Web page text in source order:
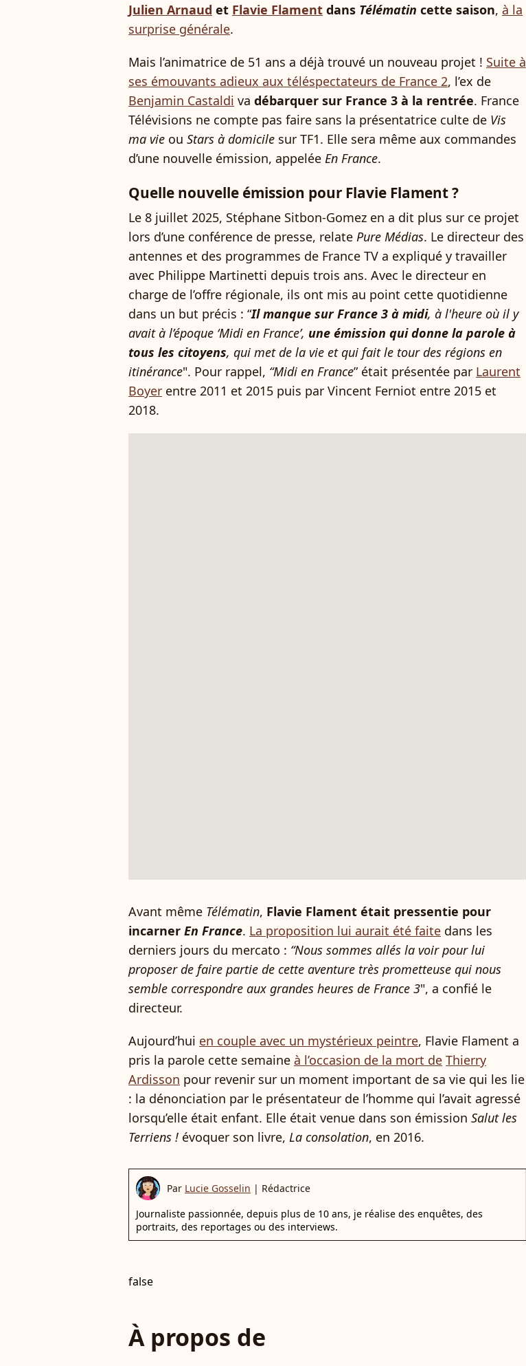
Julien Arnaud et Flavie Flament dans Télématin cette saison, à la
surprise générale.
Mais l’animatrice de 51 ans a déjà trouvé un nouveau projet ! Suite à
ses émouvants adieux aux téléspectateurs de France 2, l’ex de
Benjamin Castaldi va débarquer sur France 3 à la rentrée. France
Télévisions ne compte pas faire sans la présentatrice culte de Vis
ma vie ou Stars à domicile sur TF1. Elle sera même aux commandes
d’une nouvelle émission, appelée En France.
Quelle nouvelle émission pour Flavie Flament ?
Le 8 juillet 2025, Stéphane Sitbon-Gomez en a dit plus sur ce projet
lors d’une conférence de presse, relate Pure Médias. Le directeur des
antennes et des programmes de France TV a expliqué y travailler
avec Philippe Martinetti depuis trois ans. Avec le directeur en
charge de l’offre régionale, ils ont mis au point cette quotidienne
dans un but précis : “Il manque sur France 3 à midi, à l'heure où il y
avait à l’époque ‘Midi en France’, une émission qui donne la parole à
tous les citoyens, qui met de la vie et qui fait le tour des régions en
itinérance". Pour rappel, “Midi en France” était présentée par Laurent
Boyer entre 2011 et 2015 puis par Vincent Ferniot entre 2015 et
2018.
Avant même Télématin, Flavie Flament était pressentie pour
incarner En France. La proposition lui aurait été faite dans les
derniers jours du mercato : “Nous sommes allés la voir pour lui
proposer de faire partie de cette aventure très prometteuse qui nous
semble correspondre aux grandes heures de France 3", a confié le
directeur.
Aujourd’hui en couple avec un mystérieux peintre, Flavie Flament a
pris la parole cette semaine à l’occasion de la mort de Thierry
Ardisson pour revenir sur un moment important de sa vie qui les lie
: la dénonciation par le présentateur de l’homme qui l’avait agressé
lorsqu’elle était enfant. Elle était venue dans son émission Salut les
Terriens ! évoquer son livre, La consolation, en 2016.
Par Lucie Gosselin | Rédactrice
Journaliste passionnée, depuis plus de 10 ans, je réalise des enquêtes, des
portraits, des reportages ou des interviews.
false
À propos de